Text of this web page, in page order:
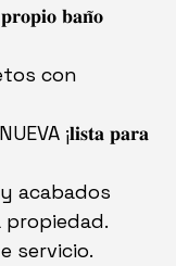
𝐩𝐫𝐨𝐩𝐢𝐨 𝐛𝐚𝐧̃𝐨
con
¡𝐥𝐢𝐬𝐭𝐚 𝐩𝐚𝐫𝐚
acabados
servicio.